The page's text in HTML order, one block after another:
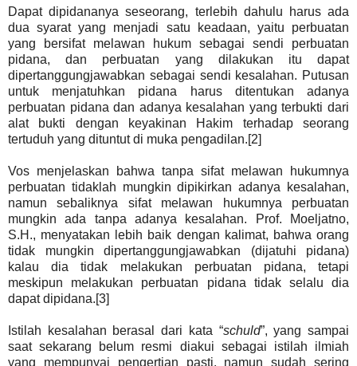
Dapat dipidananya seseorang, terlebih dahulu harus ada
dua syarat yang menjadi satu keadaan, yaitu perbuatan
yang bersifat melawan hukum sebagai sendi perbuatan
pidana, dan perbuatan yang dilakukan itu dapat
dipertanggungjawabkan sebagai sendi kesalahan. Putusan
untuk menjatuhkan pidana harus ditentukan adanya
perbuatan pidana dan adanya kesalahan yang terbukti dari
alat bukti dengan keyakinan Hakim terhadap seorang
tertuduh yang dituntut di muka pengadilan.[2]
Vos menjelaskan bahwa tanpa sifat melawan hukumnya
perbuatan tidaklah mungkin dipikirkan adanya kesalahan,
namun sebaliknya sifat melawan hukumnya perbuatan
mungkin ada tanpa adanya kesalahan. Prof. Moeljatno,
S.H., menyatakan lebih baik dengan kalimat, bahwa orang
tidak mungkin dipertanggungjawabkan (dijatuhi pidana)
kalau dia tidak melakukan perbuatan pidana, tetapi
meskipun melakukan perbuatan pidana tidak selalu dia
dapat dipidana.[3]
Istilah kesalahan berasal dari kata “schuld”, yang sampai
saat sekarang belum resmi diakui sebagai istilah ilmiah
yang mempunyai pengertian pasti, namun sudah sering